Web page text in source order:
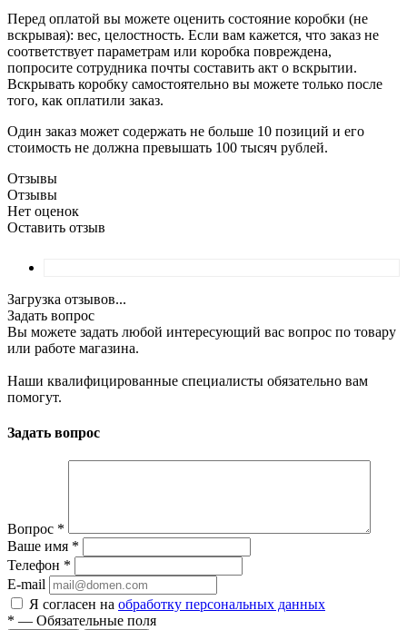
Перед оплатой вы можете оценить состояние коробки (не
вскрывая): вес, целостность. Если вам кажется, что заказ не
соответствует параметрам или коробка повреждена,
попросите сотрудника почты составить акт о вскрытии.
Вскрывать коробку самостоятельно вы можете только после
того, как оплатили заказ.
Один заказ может содержать не больше 10 позиций и его
стоимость не должна превышать 100 тысяч рублей.
Отзывы
Отзывы
Нет оценок
Оставить отзыв
Загрузка отзывов...
Задать вопрос
Вы можете задать любой интересующий вас вопрос по товару
или работе магазина.
Наши квалифицированные специалисты обязательно вам
помогут.
Задать вопрос
Вопрос *
Ваше имя *
Телефон *
E-mail
Я согласен на обработку персональных данных
* — Обязательные поля